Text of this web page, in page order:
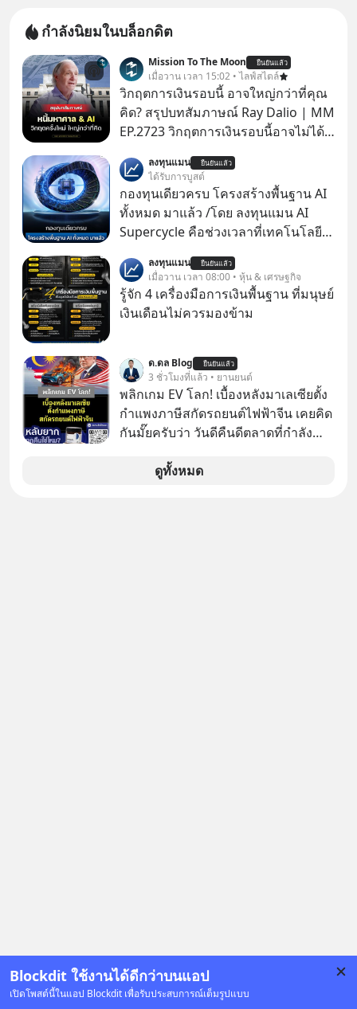
Blockdit ใช้งานได้ดีกว่าบนแอป
เปิดโพสต์นี้ในแอป Blockdit เพื่อรับประสบการณ์เต็มรูปแบบ
กำลังนิยมในบล็อกดิต
Mission To The Moon ยืนยันแล้ว
เมื่อวาน เวลา 15:02 • ไลฟ์สไตล์
วิกฤตการเงินรอบนี้ อาจใหญ่กว่าที่คุณ
คิด? สรุปบทสัมภาษณ์ Ray Dalio | MM
EP.2723 วิกฤตการเงินรอบนี้อาจไม่ได้
Dalio ชายผู้เคยทำนายวิกฤตเศรษฐกิจ
มาแล้วหลายต่อหลายครั้ง ออกมาส่ง
สัญญาณเตือนระเบิดเวลาลูกใหม่ที่
กำลังก่อตัวขึ้น จาก "ระเบิดหนี้สิน
AI" ที่ผู้คนกำลังแห่ไล่ราคาอย่างบ้าคลั่ง
บทเรียนจากประวัติศาสตร์ 500 ปี บอก
อะไรเรา? ระเบียบโลกกำลังจะเปลี่ยน
มือไปในทิศทางไหน? และเราควรรับมือ
ร่วมเจาะลึกบทวิเคราะห์และข้อคิดการ
เงินฉบับ Dalio กันได้ใน EP. นี้
#RayDalio #สรุปบทเรียน #การเงินการ
ลงทุน #MissionToTheMoon
#MissionToTheMoonPodcast
ลงทุนแมน ยืนยันแล้ว
ได้รับการบูสต์
กองทุนเดียวครบ โครงสร้างพื้นฐาน AI
ทั้งหมด มาแล้ว /โดย ลงทุนแมน AI
Supercycle คือช่วงเวลาที่เทคโนโลยี
เคลื่อนหลัก ของการเติบโตทาง
เศรษฐกิจ และวิถีชีวิตของผู้คนอย่าง
ยาวนานต่อจากนี้
ลงทุนแมน ยืนยันแล้ว
เมื่อวาน เวลา 08:00 • หุ้น & เศรษฐกิจ
รู้จัก 4 เครื่องมือการเงินพื้นฐาน ที่มนุษย์
เงินเดือนไม่ควรมองข้าม
ด.ดล Blog ยืนยันแล้ว
3 ชั่วโมงที่แล้ว • ยานยนต์
พลิกเกม EV โลก! เบื้องหลังมาเลเซียตั้ง
กำแพงภาษีสกัดรถยนต์ไฟฟ้าจีน เคยคิด
กันมั๊ยครับว่า วันดีคืนดีตลาดที่กำลัง
จนหน้าทิ่มแบบไม่ทันตั้งตัว…
ดูทั้งหมด